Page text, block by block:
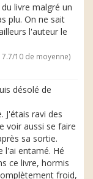
livre malgré un
plu. On ne sait
l'auteur le
10 de moyenne)
désolé de
J'étais ravi des
voir aussi se faire
sa sortie.
l'ai entamé. Hé
ce livre, hormis
froid,